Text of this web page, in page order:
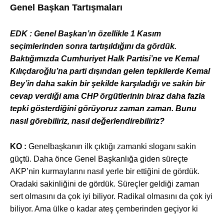
Genel Başkan Tartışmaları
EDK : Genel Başkan’ın özellikle 1 Kasım
seçimlerinden sonra tartışıldığını da gördük.
Baktığımızda Cumhuriyet Halk Partisi’ne ve Kemal
Kılıçdaroğlu’na parti dışından gelen tepkilerde Kemal
Bey’in daha sakin bir şekilde karşıladığı ve sakin bir
cevap verdiği ama CHP örgütlerinin biraz daha fazla
tepki gösterdiğini görüyoruz zaman zaman. Bunu
nasıl görebiliriz, nasıl değerlendirebiliriz?
KO : Genelbaşkanın ilk çıktığı zamanki sloganı sakin
güçtü. Daha önce Genel Başkanlığa giden süreçte
AKP’nin kurmaylarını nasıl yerle bir ettiğini de gördük.
Oradaki sakinliğini de gördük. Süreçler geldiği zaman
sert olmasını da çok iyi biliyor. Radikal olmasını da çok iyi
biliyor. Ama ülke o kadar ateş çemberinden geçiyor ki